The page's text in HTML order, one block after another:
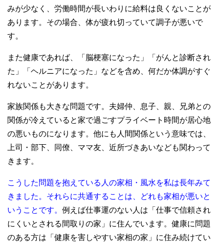
みが少なく、労働時間が長いわりに給料は良くないことが
あります。その場合、体が疲れ切っていて調子が悪いで
す。
また健康であれば、「脳梗塞になった」「がんと診断され
た」「ヘルニアになった」などを含め、何だか体調がすぐ
れないことがあります。
家族関係も大きな問題です。夫婦仲、息子、親、兄弟との
関係が冷えていると家で過ごすプライベート時間が居心地
の悪いものになります。他にも人間関係という意味では、
上司・部下、同僚、ママ友、近所づきあいなども関わって
きます。
こうした問題を抱えている人の家相・風水を私は長年みて
きました。それらに共通することは、どれも家相が悪いと
いうことです。 例えば仕事運のない人は「仕事で信頼され
にくいとされる間取りの家」に住んでいます。健康に問題
のある方は「健康を害しやすい家相の家」に住み続けてい